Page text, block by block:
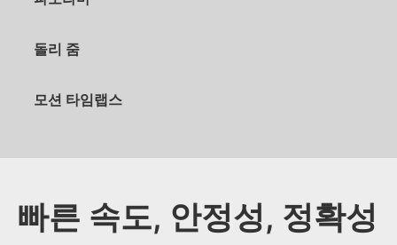
돌리 줌
모션 타임랩스
빠른 속도, 안정성, 정확성